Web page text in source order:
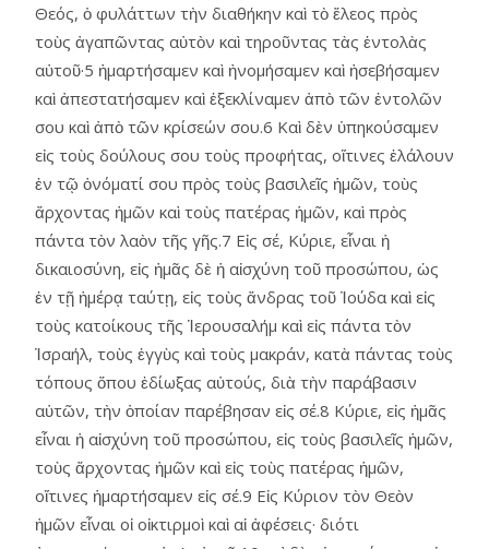
Θεός, ὁ φυλάττων τὴν διαθήκην καὶ τὸ ἔλεος πρὸς
τοὺς ἀγαπῶντας αὐτὸν καὶ τηροῦντας τὰς ἐντολὰς
αὐτοῦ·5 ἡμαρτήσαμεν καὶ ἠνομήσαμεν καὶ ἠσεβήσαμεν
καὶ ἀπεστατήσαμεν καὶ ἐξεκλίναμεν ἀπὸ τῶν ἐντολῶν
σου καὶ ἀπὸ τῶν κρίσεών σου.6 Καὶ δὲν ὑπηκούσαμεν
εἰς τοὺς δούλους σου τοὺς προφήτας, οἵτινες ἐλάλουν
ἐν τῷ ὀνόματί σου πρὸς τοὺς βασιλεῖς ἡμῶν, τοὺς
ἄρχοντας ἡμῶν καὶ τοὺς πατέρας ἡμῶν, καὶ πρὸς
πάντα τὸν λαὸν τῆς γῆς.7 Εἰς σέ, Κύριε, εἶναι ἡ
δικαιοσύνη, εἰς ἡμᾶς δὲ ἡ αἰσχύνη τοῦ προσώπου, ὡς
ἐν τῇ ἡμέρᾳ ταύτῃ, εἰς τοὺς ἄνδρας τοῦ Ἰούδα καὶ εἰς
τοὺς κατοίκους τῆς Ἱερουσαλήμ καὶ εἰς πάντα τὸν
Ἰσραήλ, τοὺς ἐγγὺς καὶ τοὺς μακράν, κατὰ πάντας τοὺς
τόπους ὅπου ἐδίωξας αὐτούς, διὰ τὴν παράβασιν
αὐτῶν, τὴν ὁποίαν παρέβησαν εἰς σέ.8 Κύριε, εἰς ἡμᾶς
εἶναι ἡ αἰσχύνη τοῦ προσώπου, εἰς τοὺς βασιλεῖς ἡμῶν,
τοὺς ἄρχοντας ἡμῶν καὶ εἰς τοὺς πατέρας ἡμῶν,
οἵτινες ἡμαρτήσαμεν εἰς σέ.9 Εἰς Κύριον τὸν Θεὸν
ἡμῶν εἶναι οἱ οἰκτιρμοὶ καὶ αἱ ἀφέσεις· διότι